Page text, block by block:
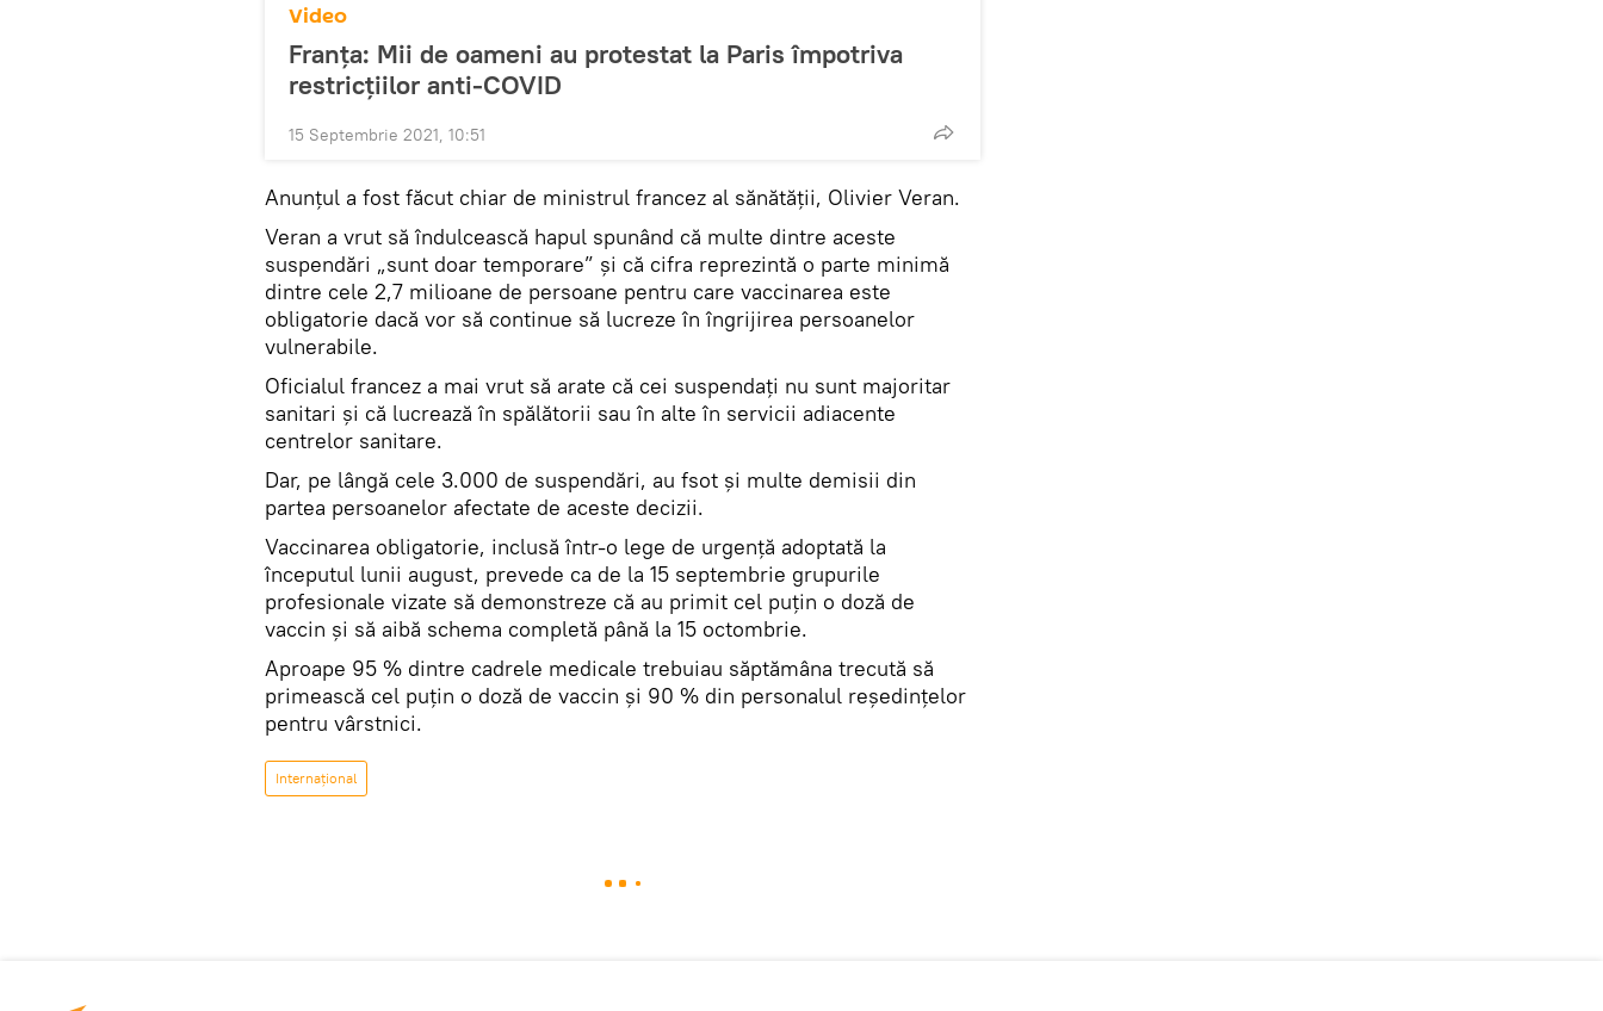
Video
Franța: Mii de oameni au protestat la Paris împotriva
restricțiilor anti-COVID
15 Septembrie 2021, 10:51
Anunțul a fost făcut chiar de ministrul francez al sănătăţii, Olivier Veran.
Veran a vrut să îndulcească hapul spunând că multe dintre aceste
suspendări „sunt doar temporare” şi că cifra reprezintă o parte minimă
dintre cele 2,7 milioane de persoane pentru care vaccinarea este
obligatorie dacă vor să continue să lucreze în îngrijirea persoanelor
vulnerabile.
Oficialul francez a mai vrut să arate că cei suspendaţi nu sunt majoritar
sanitari şi că lucrează în spălătorii sau în alte în servicii adiacente
centrelor sanitare.
Dar, pe lângă cele 3.000 de suspendări, au fsot și multe demisii din
partea persoanelor afectate de aceste decizii.
Vaccinarea obligatorie, inclusă într-o lege de urgenţă adoptată la
începutul lunii august, prevede ca de la 15 septembrie grupurile
profesionale vizate să demonstreze că au primit cel puţin o doză de
vaccin şi să aibă schema completă până la 15 octombrie.
Aproape 95 % dintre cadrele medicale trebuiau săptămâna trecută să
primească cel puţin o doză de vaccin şi 90 % din personalul reşedinţelor
pentru vârstnici.
Internaţional